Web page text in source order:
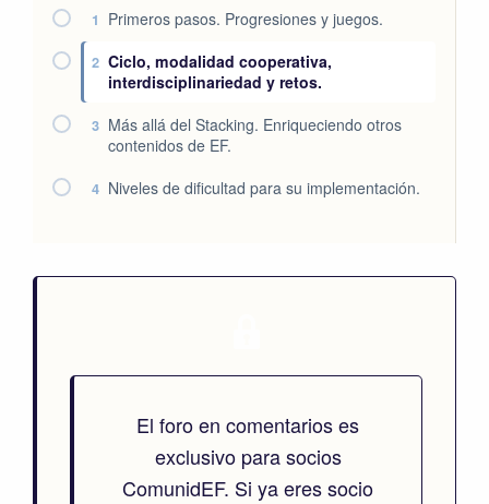
1 Primeros pasos. Progresiones y juegos.
2 Ciclo, modalidad cooperativa,
interdisciplinariedad y retos.
3 Más allá del Stacking. Enriqueciendo otros
contenidos de EF.
4 Niveles de dificultad para su implementación.
El foro en comentarios es
exclusivo para socios
ComunidEF. Si ya eres socio